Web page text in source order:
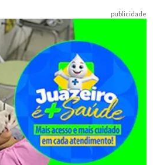
publicidade